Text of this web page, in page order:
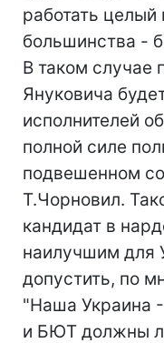
работать целый
большинства -
В таком случае
Януковича
исполнителей
полной силе
подвешенном
Т.Чорновил.
кандидат в
наилучшим для
допустить, по
"Наша Украина
и БЮТ должны